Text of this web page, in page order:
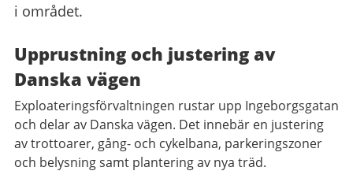
i området.
Upprustning och justering av
Danska vägen
Exploateringsförvaltningen rustar upp Ingeborgsgatan
och delar av Danska vägen. Det innebär en justering
av trottoarer, gång- och cykelbana, parkeringszoner
och belysning samt plantering av nya träd.